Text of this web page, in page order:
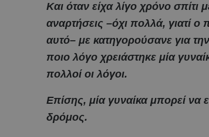
Και όταν είχα λίγο χρόνο
αναρτήσεις –όχι πολλά, γιατί
αυτό– με κατηγορούσανε για
ποιο λόγο χρειάστηκε μία
πολλοί οι λόγοι.
Επίσης, μία γυναίκα μπορεί να
δρόμος.